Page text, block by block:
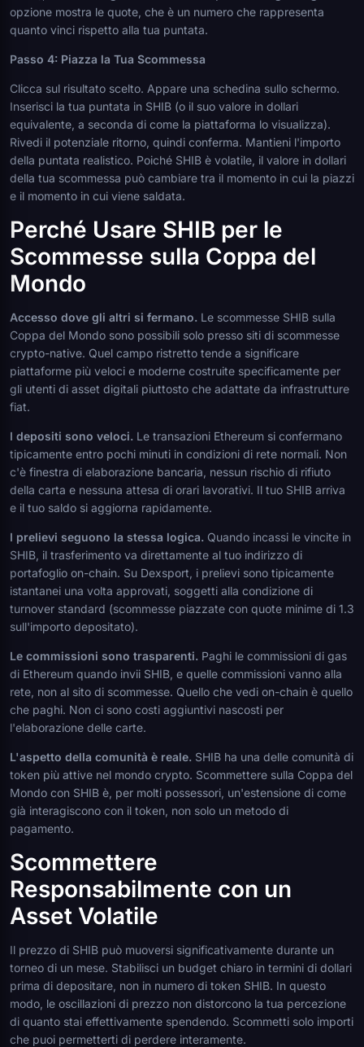
opzione mostra le quote, che è un numero che rappresenta
quanto vinci rispetto alla tua puntata.
Passo 4: Piazza la Tua Scommessa
Clicca sul risultato scelto. Appare una schedina sullo schermo.
Inserisci la tua puntata in SHIB (o il suo valore in dollari
equivalente, a seconda di come la piattaforma lo visualizza).
Rivedi il potenziale ritorno, quindi conferma. Mantieni l'importo
della puntata realistico. Poiché SHIB è volatile, il valore in dollari
della tua scommessa può cambiare tra il momento in cui la piazzi
e il momento in cui viene saldata.
Perché Usare SHIB per le
Scommesse sulla Coppa del
Mondo
Accesso dove gli altri si fermano. Le scommesse SHIB sulla
Coppa del Mondo sono possibili solo presso siti di scommesse
crypto-native. Quel campo ristretto tende a significare
piattaforme più veloci e moderne costruite specificamente per
gli utenti di asset digitali piuttosto che adattate da infrastrutture
fiat.
I depositi sono veloci. Le transazioni Ethereum si confermano
tipicamente entro pochi minuti in condizioni di rete normali. Non
c'è finestra di elaborazione bancaria, nessun rischio di rifiuto
della carta e nessuna attesa di orari lavorativi. Il tuo SHIB arriva
e il tuo saldo si aggiorna rapidamente.
I prelievi seguono la stessa logica. Quando incassi le vincite in
SHIB, il trasferimento va direttamente al tuo indirizzo di
portafoglio on-chain. Su Dexsport, i prelievi sono tipicamente
istantanei una volta approvati, soggetti alla condizione di
turnover standard (scommesse piazzate con quote minime di 1.3
sull'importo depositato).
Le commissioni sono trasparenti. Paghi le commissioni di gas
di Ethereum quando invii SHIB, e quelle commissioni vanno alla
rete, non al sito di scommesse. Quello che vedi on-chain è quello
che paghi. Non ci sono costi aggiuntivi nascosti per
l'elaborazione delle carte.
L'aspetto della comunità è reale. SHIB ha una delle comunità di
token più attive nel mondo crypto. Scommettere sulla Coppa del
Mondo con SHIB è, per molti possessori, un'estensione di come
già interagiscono con il token, non solo un metodo di
pagamento.
Scommettere
Responsabilmente con un
Asset Volatile
Il prezzo di SHIB può muoversi significativamente durante un
torneo di un mese. Stabilisci un budget chiaro in termini di dollari
prima di depositare, non in numero di token SHIB. In questo
modo, le oscillazioni di prezzo non distorcono la tua percezione
di quanto stai effettivamente spendendo. Scommetti solo importi
che puoi permetterti di perdere interamente.